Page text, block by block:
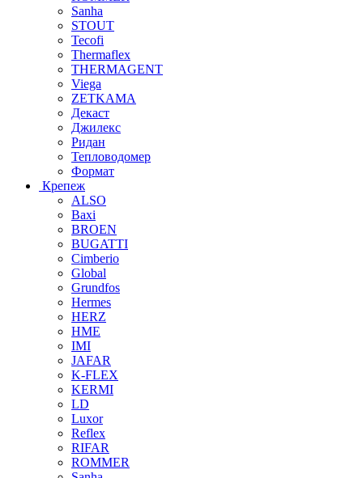
Sanha
STOUT
Tecofi
Thermaflex
THERMAGENT
Viega
ZETKAMA
Декаст
Джилекс
Ридан
Тепловодомер
Формат
Крепеж
ALSO
Baxi
BROEN
BUGATTI
Cimberio
Global
Grundfos
Hermes
HERZ
HME
IMI
JAFAR
K-FLEX
KERMI
LD
Luxor
Reflex
RIFAR
ROMMER